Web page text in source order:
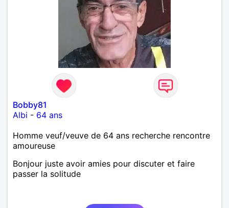
Bobby81
Albi - 64 ans
Homme veuf/veuve de 64 ans recherche rencontre
amoureuse
Bonjour juste avoir amies pour discuter et faire
passer la solitude